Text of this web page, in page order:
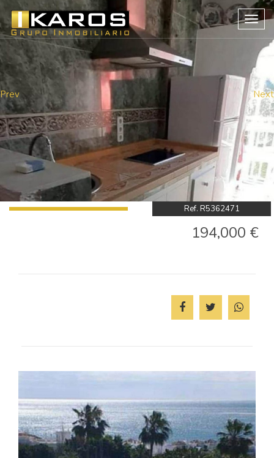
Prev Next
Ref. R5362471
194,000 €